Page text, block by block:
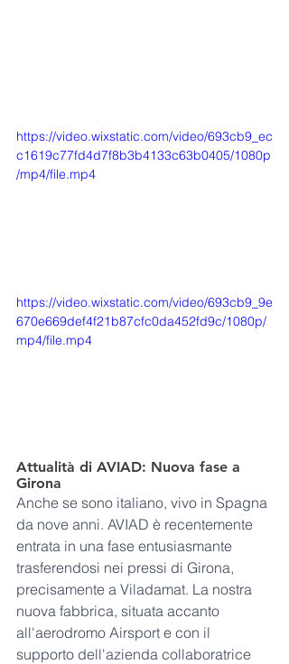
https://video.wixstatic.com/video/693cb9_ec
c1619c77fd4d7f8b3b4133c63b0405/1080p
/mp4/file.mp4
https://video.wixstatic.com/video/693cb9_9e
670e669def4f21b87cfc0da452fd9c/1080p/
mp4/file.mp4
Attualità di AVIAD: Nuova fase a
Girona
Anche se sono italiano, vivo in Spagna
da nove anni. AVIAD è recentemente
entrata in una fase entusiasmante
trasferendosi nei pressi di Girona,
precisamente a Viladamat. La nostra
nuova fabbrica, situata accanto
all'aerodromo Airsport e con il
supporto dell'azienda collaboratrice